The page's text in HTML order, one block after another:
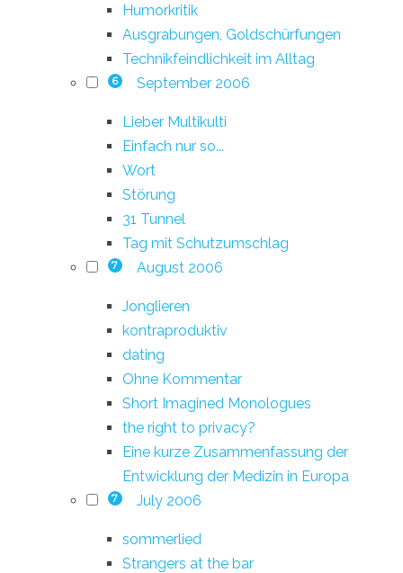
Humorkritik
Ausgrabungen, Goldschürfungen
Technikfeindlichkeit im Alltag
6 September 2006
Lieber Multikulti
Einfach nur so...
Wort
Störung
31 Tunnel
Tag mit Schutzumschlag
7 August 2006
Jonglieren
kontraproduktiv
dating
Ohne Kommentar
Short Imagined Monologues
the right to privacy?
Eine kurze Zusammenfassung der
Entwicklung der Medizin in Europa
7 July 2006
sommerlied
Strangers at the bar